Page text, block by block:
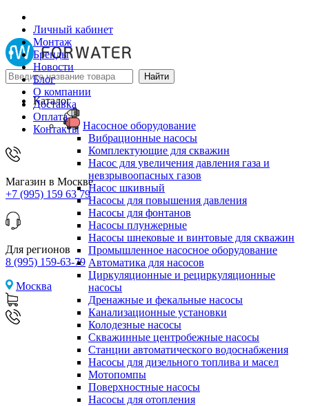
Личный кабинет
Монтаж
Бренды
Новости
Блог
О компании
Доставка
Оплата
Контакты
Магазин в Москве
+7 (995) 159 63 79
Для регионов
8 (995) 159-63-79
Москва
Каталог
Насосное оборудование
Вибрационные насосы
Комплектующие для скважин
Насос для увеличения давления газа и
невзрывоопасных газов
Насос шкивный
Насосы для повышения давления
Насосы для фонтанов
Насосы плунжерные
Насосы шнековые и винтовые для скважин
Промышленное насосное оборудование
Автоматика для насосов
Циркуляционные и рециркуляционные
насосы
Дренажные и фекальные насосы
Канализационные установки
Колодезные насосы
Скважинные центробежные насосы
Станции автоматического водоснабжения
Насосы для дизельного топлива и масел
Мотопомпы
Поверхностные насосы
Насосы для отопления